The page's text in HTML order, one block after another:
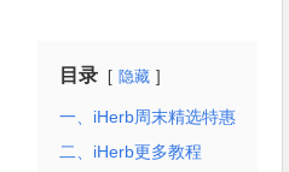
目录 隐藏
一、iHerb周末精选特惠
二、iHerb更多教程